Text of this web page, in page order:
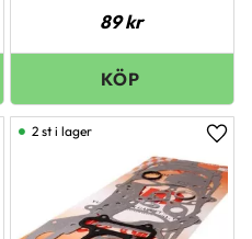
89kr
till i favoriter
2 st i lager